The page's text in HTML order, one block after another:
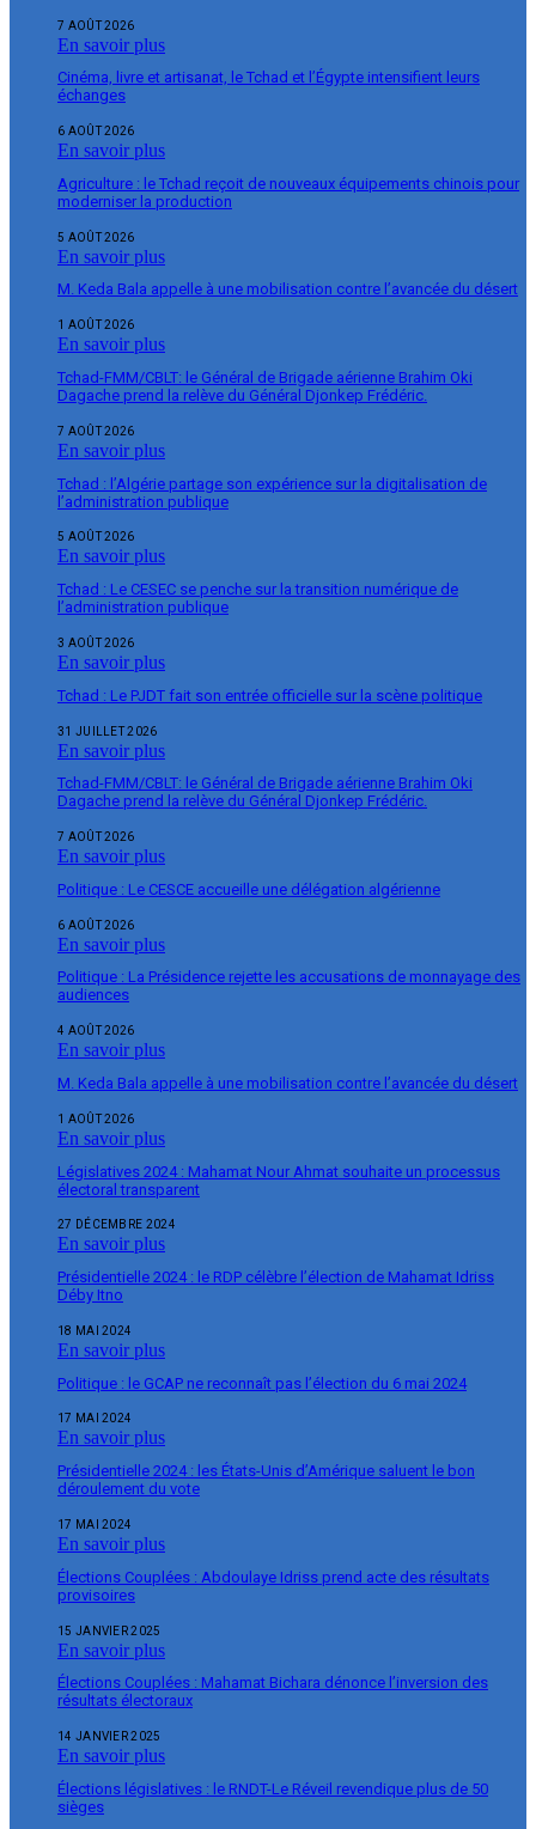
7 AOÛT 2026
En savoir plus
Cinéma, livre et artisanat, le Tchad et l’Égypte intensifient leurs
échanges
6 AOÛT 2026
En savoir plus
Agriculture : le Tchad reçoit de nouveaux équipements chinois pour
moderniser la production
5 AOÛT 2026
En savoir plus
M. Keda Bala appelle à une mobilisation contre l’avancée du désert
1 AOÛT 2026
En savoir plus
Tchad-FMM/CBLT: le Général de Brigade aérienne Brahim Oki
Dagache prend la relève du Général Djonkep Frédéric.
7 AOÛT 2026
En savoir plus
Tchad : l’Algérie partage son expérience sur la digitalisation de
l’administration publique
5 AOÛT 2026
En savoir plus
Tchad : Le CESEC se penche sur la transition numérique de
l’administration publique
3 AOÛT 2026
En savoir plus
Tchad : Le PJDT fait son entrée officielle sur la scène politique
31 JUILLET 2026
En savoir plus
Tchad-FMM/CBLT: le Général de Brigade aérienne Brahim Oki
Dagache prend la relève du Général Djonkep Frédéric.
7 AOÛT 2026
En savoir plus
Politique : Le CESCE accueille une délégation algérienne
6 AOÛT 2026
En savoir plus
Politique : La Présidence rejette les accusations de monnayage des
audiences
4 AOÛT 2026
En savoir plus
M. Keda Bala appelle à une mobilisation contre l’avancée du désert
1 AOÛT 2026
En savoir plus
Législatives 2024 : Mahamat Nour Ahmat souhaite un processus
électoral transparent
27 DÉCEMBRE 2024
En savoir plus
Présidentielle 2024 : le RDP célèbre l’élection de Mahamat Idriss
Déby Itno
18 MAI 2024
En savoir plus
Politique : le GCAP ne reconnaît pas l’élection du 6 mai 2024
17 MAI 2024
En savoir plus
Présidentielle 2024 : les États-Unis d’Amérique saluent le bon
déroulement du vote
17 MAI 2024
En savoir plus
Élections Couplées : Abdoulaye Idriss prend acte des résultats
provisoires
15 JANVIER 2025
En savoir plus
Élections Couplées : Mahamat Bichara dénonce l’inversion des
résultats électoraux
14 JANVIER 2025
En savoir plus
Élections législatives : le RNDT-Le Réveil revendique plus de 50
sièges